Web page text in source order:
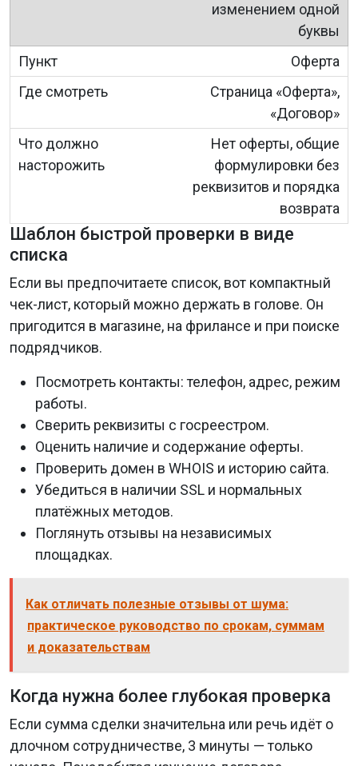
изменением одной
буквы
Оферта
Страница «Оферта»,
«Договор»
Нет оферты, общие
формулировки без
реквизитов и порядка
возврата
Шаблон быстрой проверки в виде
списка
Если вы предпочитаете список, вот компактный
чек-лист, который можно держать в голове. Он
пригодится в магазине, на фрилансе и при поиске
подрядчиков.
Посмотреть контакты: телефон, адрес, режим
работы.
Сверить реквизиты с госреестром.
Оценить наличие и содержание оферты.
Проверить домен в WHOIS и историю сайта.
Убедиться в наличии SSL и нормальных
платёжных методов.
Поглянуть отзывы на независимых
площадках.
Как отличать полезные отзывы от шума:
практическое руководство по срокам, суммам
и доказательствам
Когда нужна более глубокая проверка
Если сумма сделки значительна или речь идёт о
длочном сотрудничестве, 3 минуты — только